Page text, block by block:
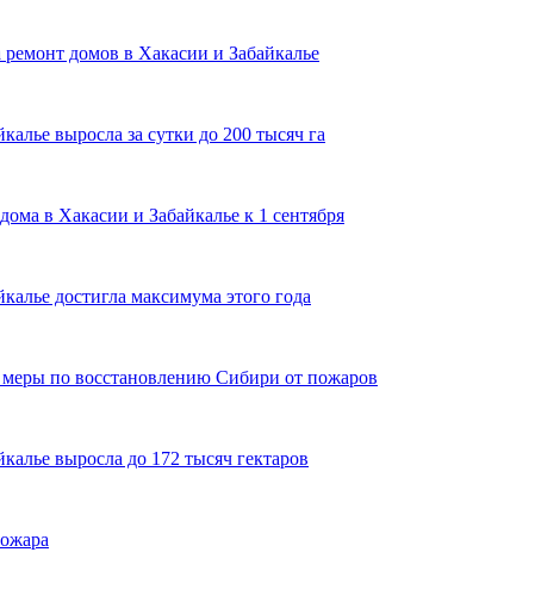
домов в Хакасии и Забайкалье
выросла за сутки до 200 тысяч га
в Хакасии и Забайкалье к 1 сентября
достигла максимума этого года
по восстановлению Сибири от пожаров
выросла до 172 тысяч гектаров